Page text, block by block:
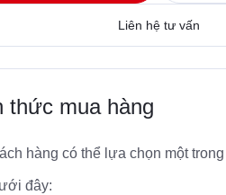
Liên hệ tư vấn
thức mua hàng
hàng có thể lựa chọn một
đây: